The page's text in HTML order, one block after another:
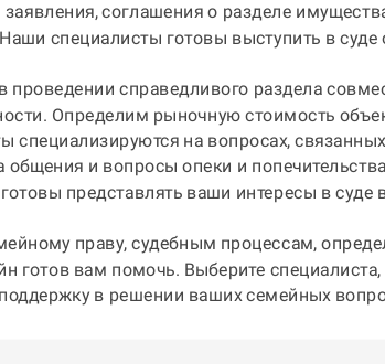
соглашения о разделе
специалисты готовы выступить в
справедливого раздела
Определим рыночную стоимость
специализируются на вопросах,
общения и вопросы опеки и
представлять ваши интересы в
праву, судебным процессам,
готов вам помочь. Выберите
в решении ваших семейных